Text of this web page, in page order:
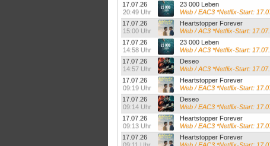
17.07.26
20:49 Uhr
23 000 Leben
Web / EAC3 *Netflix-Start:
17.07.26
15:00 Uhr
Heartstopper Forever
Web / AC3 *Netflix-Start:
17.07.26
14:58 Uhr
23 000 Leben
Web / AC3 *Netflix-Start:
17.07.26
14:57 Uhr
Deseo
Web / AC3 *Netflix-Start:
17.07.26
09:19 Uhr
Heartstopper Forever
Web / EAC3 *Netflix-Start:
17.07.26
09:14 Uhr
Deseo
Web / EAC3 *Netflix-Start:
17.07.26
09:13 Uhr
Heartstopper Forever
Web / EAC3 *Netflix-Start:
17.07.26
Heartstopper Forever